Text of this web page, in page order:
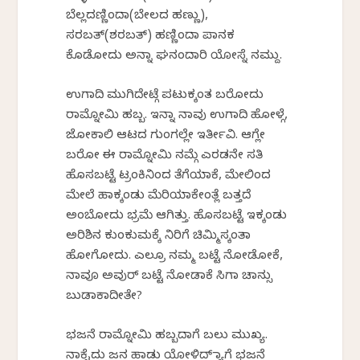
ಬೆಲ್ಲದಣ್ಣಿಂದಾ(ಬೇಲದ ಹಣ್ಣು),
ಸರಬತ್(ಶರಬತ್) ಹಣ್ಣಿಂದಾ ಪಾನಕ
ಕೊಡೋದು ಅನ್ನಾ‌ ಘನಂದಾರಿ ಯೋಸ್ನೆ ನಮ್ದು.
ಉಗಾದಿ ಮುಗಿದೇಟ್ಗೆ ಪಟುಕ್ಕಂತ ಬರೋದು
ರಾಮ್ನೋಮಿ ಹಬ್ಬ. ಇನ್ನಾ ನಾವು ಉಗಾದಿ ಹೋಳ್ಗೆ,
ಜೋಕಾಲಿ ಆಟದ ಗುಂಗಲ್ಲೇ ಇರ್ತೀವಿ. ಆಗ್ಲೇ
ಬರೋ ಈ ರಾಮ್ನೋಮಿ ನಮ್ಗೆ ಎರಡನೇ ಸತಿ
ಹೊಸಬಟ್ಟೆ ಟ್ರಂಕಿನಿಂದ ತೆಗೆಯಾಕೆ, ಮೇಲಿಂದ
ಮೇಲೆ ಹಾಕ್ಕಂಡು ಮೆರಿಯಾಕೇಂತ್ಲೆ ಬತ್ತದೆ
ಅಂಬೋದು ಭ್ರಮೆ ಆಗಿತ್ತು. ಹೊಸಬಟ್ಟೆ ಇಕ್ಕಂಡು
ಅರಿಶಿನ ಕುಂಕುಮಕ್ಕೆ ನಿರಿಗೆ ಚಿಮ್ಮಿಸ್ಕಂತಾ
ಹೋಗೋದು. ಎಲ್ರೂ ನಮ್ಮ‌ ಬಟ್ಟೆ ನೋಡೋಕೆ,
ನಾವೂ ಅವುರ್ ಬಟ್ಟೆ ನೋಡಾಕೆ ಸಿಗಾ ಚಾನ್ಸು
ಬುಡಾಕಾದೀತೇ?
ಭಜನೆ‌ ರಾಮ್ನೋಮಿ ಹಬ್ಬದಾಗೆ ಬಲು ಮುಖ್ಯ.
ನಾಕೈದು ಜನ ಹಾಡು ಯೋಳಿದ್ ಮ್ಯಾಗೆ ಭಜನೆ